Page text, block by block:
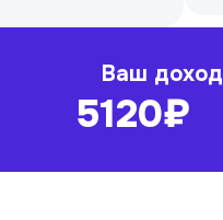
Ваш доход
5120₽